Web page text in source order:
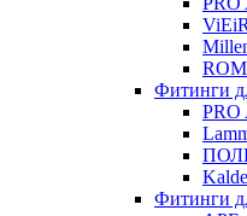
ViEiR
Фитинги
PRO
Kalde
Фитинги